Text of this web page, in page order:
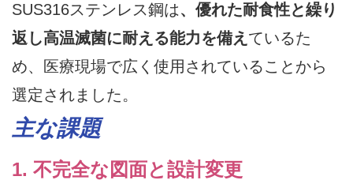
SUS316ステンレス鋼は、優れた耐食性と繰り
返し高温滅菌に耐える能力を備え ているた
め、医療現場で広く使用されていることから
選定されました。
主な課題
1. 不完全な図面と設計変更